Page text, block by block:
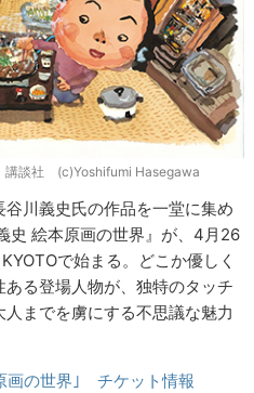
講談社 (c)Yoshifumi Hasegawa
川義史氏の作品を一堂に集め
史 絵本原画の世界』が、4月26
で始まる。どこか優しく
る登場人物が、独特のタッチ
までを虜にする不思議な魅力
画の世界｣ チケット情報